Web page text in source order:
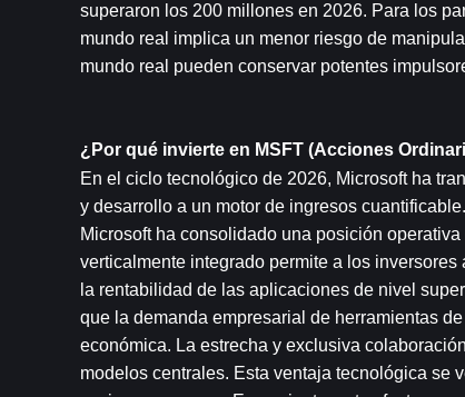
superaron los 200 millones en 2026. Para los
mundo real implica un menor riesgo de
mundo real pueden conservar potentes
¿Por qué invierte en MSFT (Acciones
En el ciclo tecnológico de 2026, Microsoft ha
y desarrollo a un motor de ingresos
Microsoft ha consolidado una posición
verticalmente integrado permite a los
la rentabilidad de las aplicaciones de nivel
que la demanda empresarial de herramientas
económica. La estrecha y exclusiva
modelos centrales. Esta ventaja tecnológica se